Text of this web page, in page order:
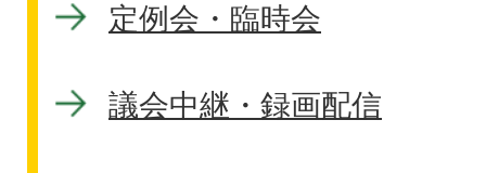
定例会・臨時会
議会中継・録画配信